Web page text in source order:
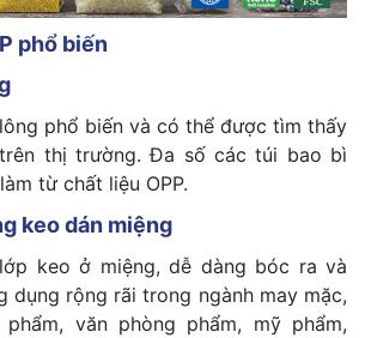
phổ biến
phổ biến và có thể được tìm thấy
thị trường. Đa số các túi bao bì
từ chất liệu OPP.
keo dán miệng
keo ở miệng, dễ dàng bóc ra và
dụng rộng rãi trong ngành may mặc,
văn phòng phẩm, mỹ phẩm,